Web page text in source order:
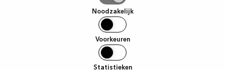
Noodzakelijk
Voorkeuren
Statistieken